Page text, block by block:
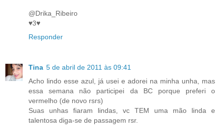
@Drika_Ribeiro
♥3♥
Responder
Tina 5 de abril de 2011 às 09:41
Acho lindo esse azul, já usei e adorei na minha unha, mas
essa semana não participei da BC porque preferi o
vermelho (de novo rsrs)
Suas unhas fiaram lindas, vc TEM uma mão linda e
talentosa diga-se de passagem rsr.